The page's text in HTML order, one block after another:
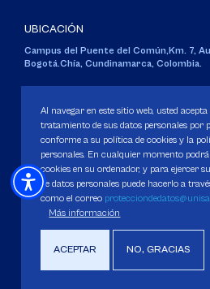
UBICACIÓN
Campus del Puente del Común,Km. 7,
Bogotá.Chía, Cundinamarca, Colombia.
Personería Jurídica:Resolución 130 del 14
Ministerio de Educación Nacional.
Política de Protección de datos
Derechos Pecuniarios
Al navegar en este sitio web, usted acepta
tratamiento de sus datos personales por
conforme a su política de cookies y la
personales. En cualquier momento
cookies en su ordenador, y para ejercer
de datos personales puede hacerlo a
como el correo
Más información
ACEPTAR NO, GRACIAS